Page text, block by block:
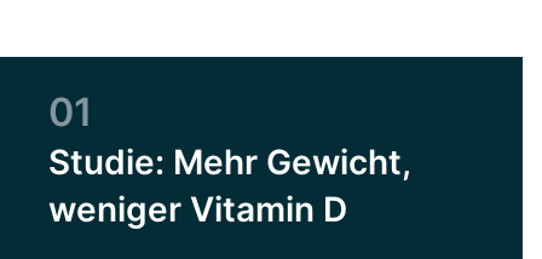
01
Studie: Mehr Gewicht,
weniger Vitamin D